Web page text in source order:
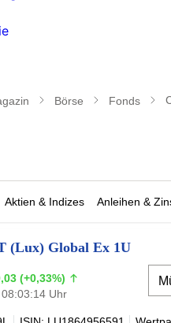
Börse Fonds
Aktien & Indizes Anleihen &
(Lux) Global Ex 1U
(+0,33%)
Uhr